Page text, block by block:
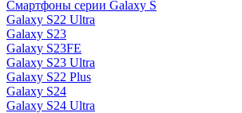
Смартфоны серии Galaxy S
Galaxy S22 Ultra
Galaxy S23
Galaxy S23FE
Galaxy S23 Ultra
Galaxy S22 Plus
Galaxy S24
Galaxy S24 Ultra